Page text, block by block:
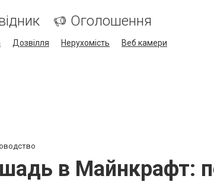
Оголошення
Дозвілля Нерухомість Веб камери
в Майнкрафт: